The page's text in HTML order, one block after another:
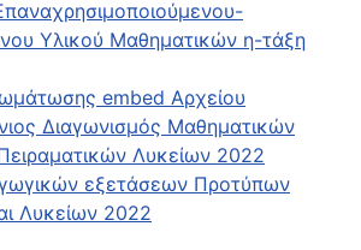
Υλικού Μαθηματικών η-τάξη
embed Αρχείου
Διαγωνισμός Μαθηματικών
Λυκείων 2022
εξετάσεων Προτύπων
Λυκείων 2022